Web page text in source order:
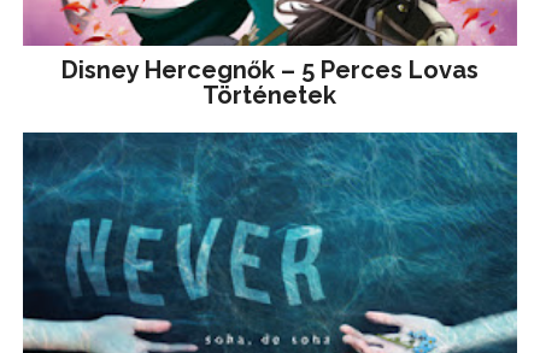
Disney ​Hercegnők – 5 Perces Lovas
Történetek